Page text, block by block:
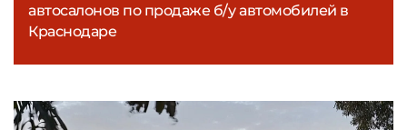
автосалонов по продаже б/у автомобилей в
Краснодаре